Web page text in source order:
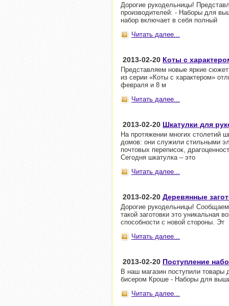
Дорогие рукодельницы!
производителей: - Наборы для
набор включает в себя полный
Читать далее...
2013-02-20 Коты с
Представляем новые яркие
из серии «Коты с характером»
февраля и 8 м
Читать далее...
2013-02-20 Шкатулки для
На протяжении многих столетий
домов: они служили стильными
почтовых переписок,
Сегодня шкатулка – это
Читать далее...
2013-02-20 Деревянные
Дорогие рукодельницы!
такой заготовки это уникальная
способности с новой стороны. Эт
Читать далее...
2013-02-20 Поступление
В наш магазин поступили
бисером Кроше - Наборы для
Читать далее...